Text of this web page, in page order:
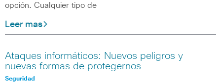
opción. Cualquier tipo de
Leer mas
Ataques informáticos: Nuevos peligros y
nuevas formas de protegernos
Seguridad